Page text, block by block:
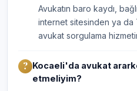
Avukatın baro kaydı,
internet sitesinden ya da
avukat sorgulama
Kocaeli'da avukat
etmeliyim?